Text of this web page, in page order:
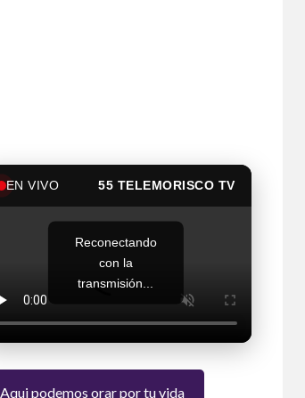
EN VIVO 55 TELEMORISCO TV
Reconectando
con la
transmisión...
Aqui podemos orar por tu vida